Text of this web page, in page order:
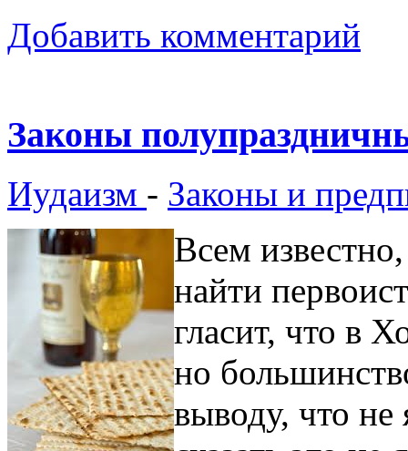
Добавить комментарий
Законы
Иудаизм - Законы и
Всем
найти
гласит, что в
но
выводу, что не